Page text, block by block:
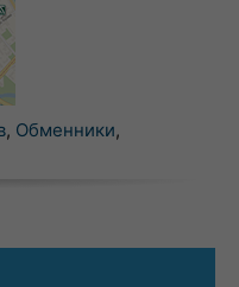
, Обменники,